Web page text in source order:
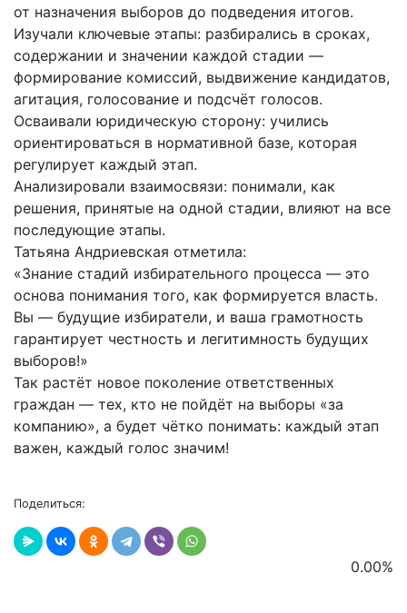
от назначения выборов до подведения итогов.
Изучали ключевые этапы: разбирались в сроках,
содержании и значении каждой стадии —
формирование комиссий, выдвижение кандидатов,
агитация, голосование и подсчёт голосов.
Осваивали юридическую сторону: учились
ориентироваться в нормативной базе, которая
регулирует каждый этап.
Анализировали взаимосвязи: понимали, как
решения, принятые на одной стадии, влияют на все
последующие этапы.
Татьяна Андриевская отметила:
«Знание стадий избирательного процесса — это
основа понимания того, как формируется власть.
Вы — будущие избиратели, и ваша грамотность
гарантирует честность и легитимность будущих
выборов!»
Так растёт новое поколение ответственных
граждан — тех, кто не пойдёт на выборы «за
компанию», а будет чётко понимать: каждый этап
важен, каждый голос значим!
Поделиться:
0.00%